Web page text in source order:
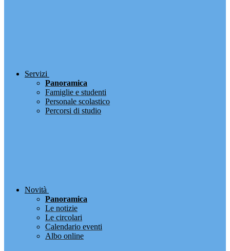
Servizi
Panoramica
Famiglie e studenti
Personale scolastico
Percorsi di studio
Novità
Panoramica
Le notizie
Le circolari
Calendario eventi
Albo online